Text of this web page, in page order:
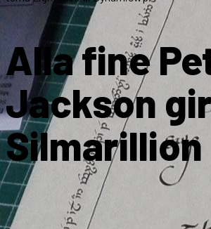
Alla fine
Jackson
Silmarillion